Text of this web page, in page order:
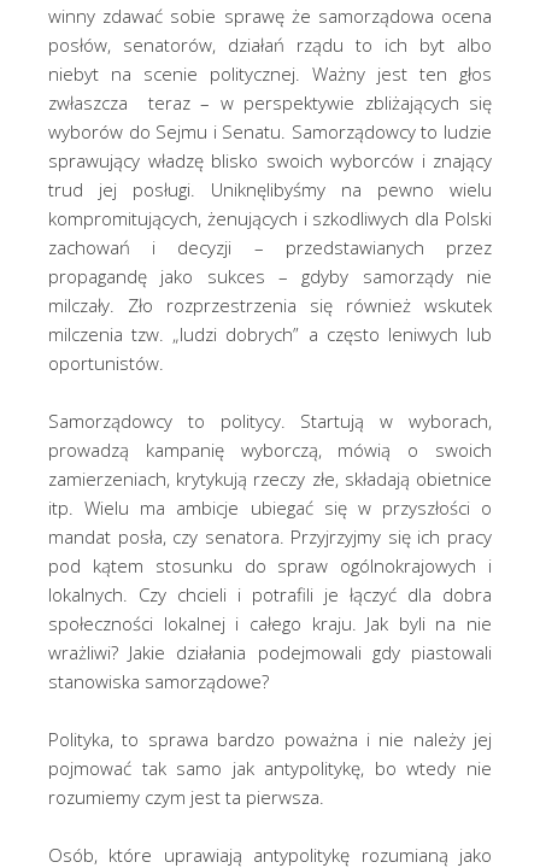
winny zdawać sobie sprawę że samorządowa ocena
posłów, senatorów, działań rządu to ich byt albo
niebyt na scenie politycznej. Ważny jest ten głos
zwłaszcza teraz – w perspektywie zbliżających się
wyborów do Sejmu i Senatu. Samorządowcy to ludzie
sprawujący władzę blisko swoich wyborców i znający
trud jej posługi. Uniknęlibyśmy na pewno wielu
kompromitujących, żenujących i szkodliwych dla Polski
zachowań i decyzji – przedstawianych przez
propagandę jako sukces – gdyby samorządy nie
milczały. Zło rozprzestrzenia się również wskutek
milczenia tzw. „ludzi dobrych” a często leniwych lub
oportunistów.
Samorządowcy to politycy. Startują w wyborach,
prowadzą kampanię wyborczą, mówią o swoich
zamierzeniach, krytykują rzeczy złe, składają obietnice
itp. Wielu ma ambicje ubiegać się w przyszłości o
mandat posła, czy senatora. Przyjrzyjmy się ich pracy
pod kątem stosunku do spraw ogólnokrajowych i
lokalnych. Czy chcieli i potrafili je łączyć dla dobra
społeczności lokalnej i całego kraju. Jak byli na nie
wrażliwi? Jakie działania podejmowali gdy piastowali
stanowiska samorządowe?
Polityka, to sprawa bardzo poważna i nie należy jej
pojmować tak samo jak antypolitykę, bo wtedy nie
rozumiemy czym jest ta pierwsza.
Osób, które uprawiają antypolitykę rozumianą jako